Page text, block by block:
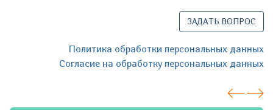
ЗАДАТЬ ВОПРОС
Политика обработки персональных данных
Согласие на обработку персональных данных